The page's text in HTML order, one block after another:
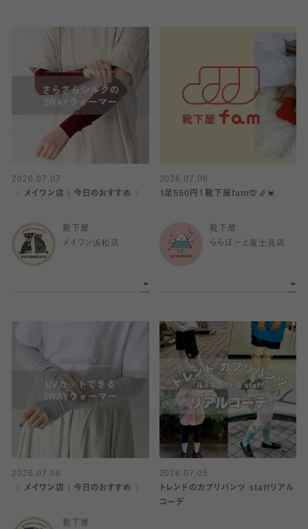
2026.07.07
〈 メイワン店｜今日のおすすめ 〉
靴下屋
メイワン浜松店
2026.07.06
1足550円！靴下屋fam🙊🧦💓
靴下屋
ららぽーと富士見店
2026.07.06
〈 メイワン店｜今日のおすすめ 〉
靴下屋
2026.07.05
トレンドのカプリパンツ staffリアル
コーデ